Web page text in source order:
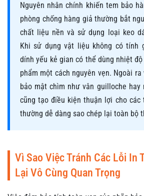
Nguyên nhân chính khiến tem bảo
phòng chống hàng giả thường bắt
chất liệu nền và sử dụng loại keo
Khi sử dụng vật liệu không có tính
dính yếu kẻ gian có thể dùng nhiệt
phẩm một cách nguyên vẹn. Ngoài
bảo mật chìm như vân guilloche hay
cũng tạo điều kiện thuận lợi cho
thường dễ dàng sao chép lại toàn bộ
Vì Sao Việc Tránh Các Lỗi In
Lại Vô Cùng Quan Trọng